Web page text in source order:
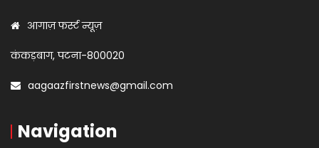
आगाज़ फर्स्ट न्यूज़
कंकड़बाग, पटना-800020
aagaazfirstnews@gmail.com
Navigation